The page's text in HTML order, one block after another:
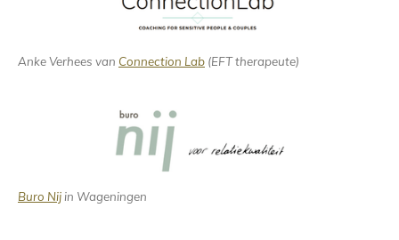
Anke Verhees van Connection Lab (EFT therapeute)
Buro Nij in Wageningen